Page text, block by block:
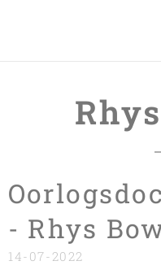
- Rhys
14-07-2022